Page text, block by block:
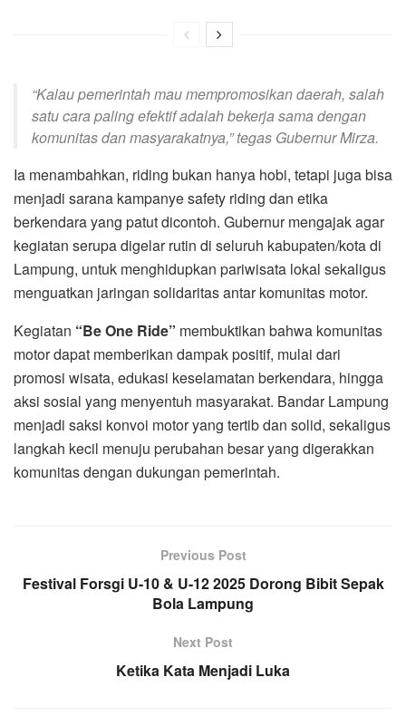
“Kalau pemerintah mau mempromosikan daerah, salah
satu cara paling efektif adalah bekerja sama dengan
komunitas dan masyarakatnya,” tegas Gubernur Mirza.
Ia menambahkan, riding bukan hanya hobi, tetapi juga bisa
menjadi sarana kampanye safety riding dan etika
berkendara yang patut dicontoh. Gubernur mengajak agar
kegiatan serupa digelar rutin di seluruh kabupaten/kota di
Lampung, untuk menghidupkan pariwisata lokal sekaligus
menguatkan jaringan solidaritas antar komunitas motor.
Kegiatan “Be One Ride” membuktikan bahwa komunitas
motor dapat memberikan dampak positif, mulai dari
promosi wisata, edukasi keselamatan berkendara, hingga
aksi sosial yang menyentuh masyarakat. Bandar Lampung
menjadi saksi konvoi motor yang tertib dan solid, sekaligus
langkah kecil menuju perubahan besar yang digerakkan
komunitas dengan dukungan pemerintah.
Previous Post
Festival Forsgi U-10 & U-12 2025 Dorong Bibit Sepak
Bola Lampung
Next Post
Ketika Kata Menjadi Luka